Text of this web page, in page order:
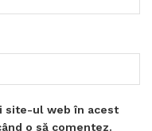
site-ul web în acest
o să comentez.